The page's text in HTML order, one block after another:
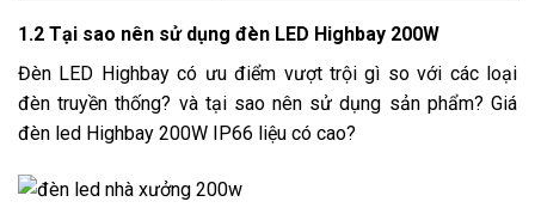
1.2 Tại sao nên sử dụng đèn LED Highbay 200W
Đèn LED Highbay có ưu điểm vượt trội gì so với các loại
đèn truyền thống? và tại sao nên sử dụng sản phẩm? Giá
đèn led Highbay 200W IP66 liệu có cao?